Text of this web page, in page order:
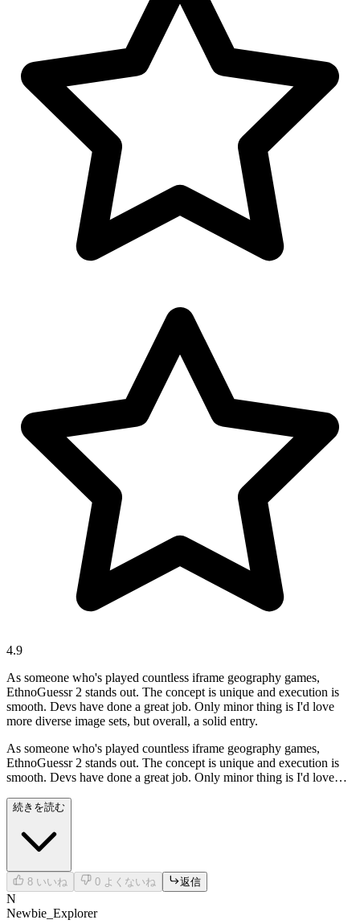
4.9
As someone who's played countless iframe geography games,
EthnoGuessr 2 stands out. The concept is unique and execution is
smooth. Devs have done a great job. Only minor thing is I'd love
more diverse image sets, but overall, a solid entry.
As someone who's played countless iframe geography games,
EthnoGuessr 2 stands out. The concept is unique and execution is
smooth. Devs have done a great job. Only minor thing is I'd love
続きを読む
8 いいね 0 よくないね 返信
N
Newbie_Explorer